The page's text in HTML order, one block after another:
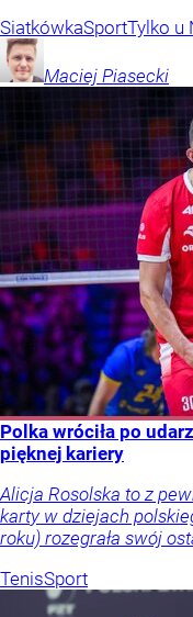
SiatkówkaSportTylko u
Maciej Piasecki
Polka wróciła po
pięknej kariery
Alicja Rosolska to z
karty w dziejach
roku) rozegrała swój
TenisSport